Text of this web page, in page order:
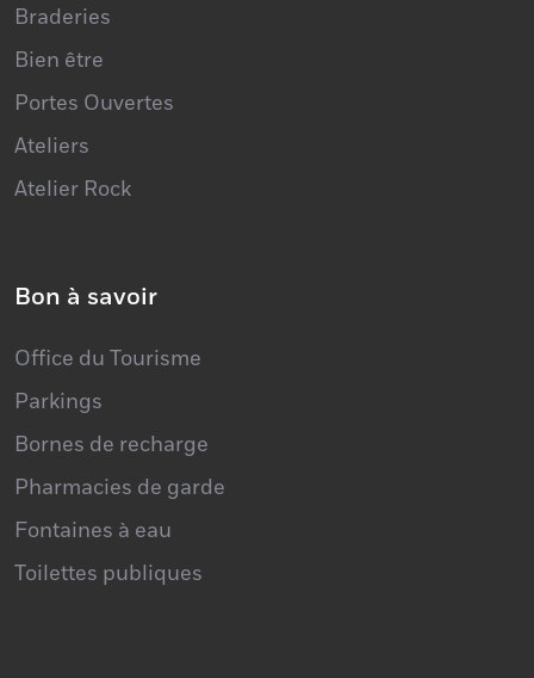
Braderies
Bien être
Portes Ouvertes
Ateliers
Atelier Rock
Bon à savoir
Office du Tourisme
Parkings
Bornes de recharge
Pharmacies de garde
Fontaines à eau
Toilettes publiques